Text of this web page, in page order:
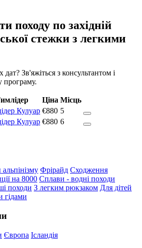
походу по західній
стежки з легкими
Зв'яжіться з консультантом і
програму.
Ціна Місць
Кулуар €880 5
Кулуар €880 6
Фрірайд Сходження
на 8000 Сплави - водні походи
походи З легким рюкзаком Для дітей
гідами
Європа Ісландія